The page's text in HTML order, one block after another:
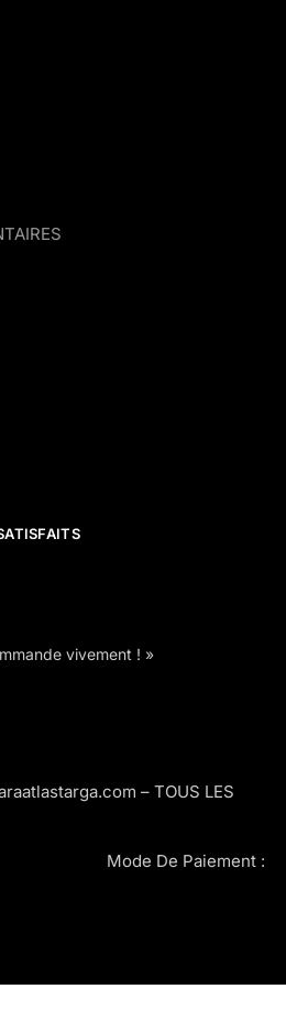
vivement ! »
– TOUS LES
Mode De Paiement :